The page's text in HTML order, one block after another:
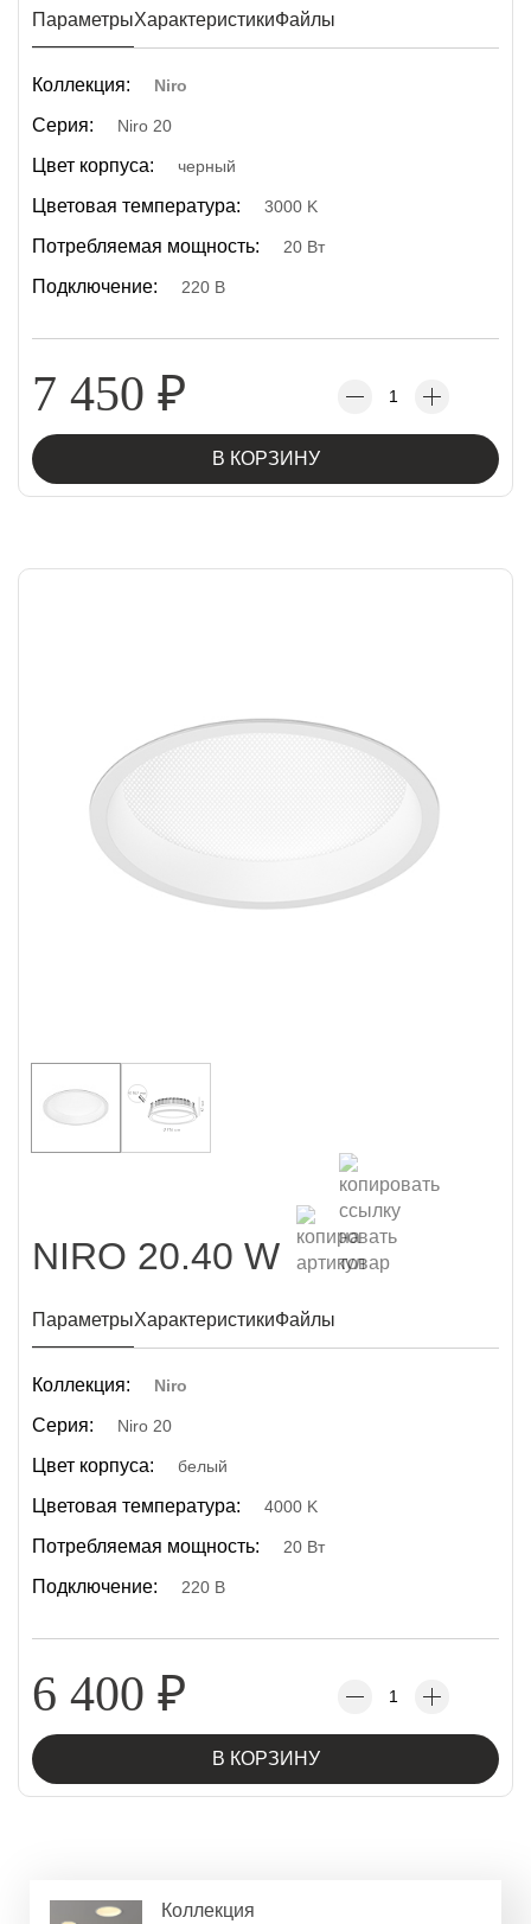
ПараметрыХарактеристикиФайлы
Коллекция: Niro
Серия: Niro 20
Цвет корпуса: черный
Цветовая температура: 3000 K
Потребляемая мощность: 20 Вт
Подключение: 220 В
7 450 ₽
В КОРЗИНУ
NIRO 20.40 W
ПараметрыХарактеристикиФайлы
Коллекция: Niro
Серия: Niro 20
Цвет корпуса: белый
Цветовая температура: 4000 K
Потребляемая мощность: 20 Вт
Подключение: 220 В
6 400 ₽
В КОРЗИНУ
Коллекция